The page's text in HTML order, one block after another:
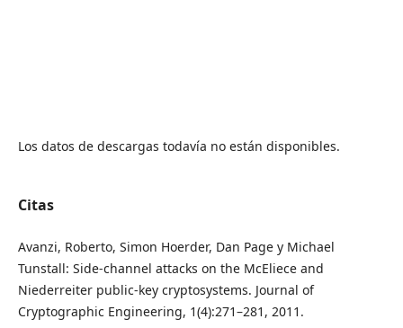
Los datos de descargas todavía no están disponibles.
Citas
Avanzi, Roberto, Simon Hoerder, Dan Page y Michael
Tunstall: Side-channel attacks on the McEliece and
Niederreiter public-key cryptosystems. Journal of
Cryptographic Engineering, 1(4):271–281, 2011.